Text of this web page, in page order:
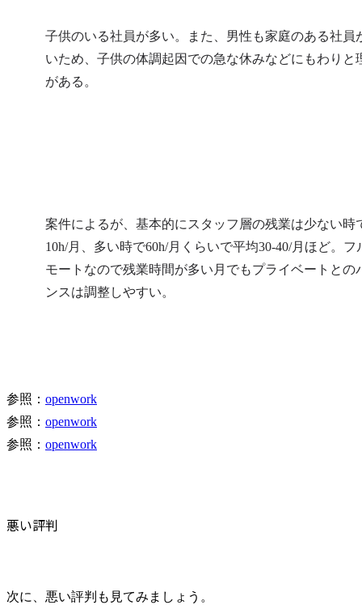
子供のいる社員が多い。また、男性も家庭のある社員
いため、子供の体調起因での急な休みなどにもわりと
がある。
案件によるが、基本的にスタッフ層の残業は少ない時
10h/月、多い時で60h/月くらいで平均30-40/月ほど。フ
モートなので残業時間が多い月でもプライベートとの
ンスは調整しやすい。
参照： openwork
参照： openwork
参照： openwork
悪い評判
次に、悪い評判も見てみましょう。